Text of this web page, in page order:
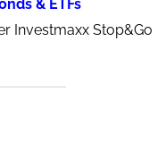
& ETFs
Investmaxx Stop&Go